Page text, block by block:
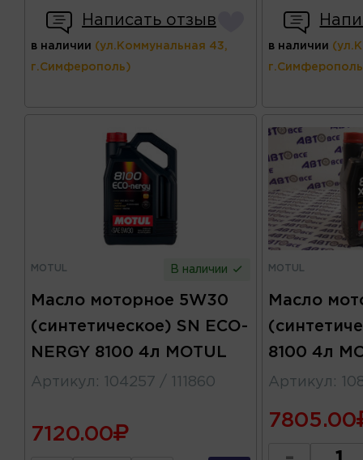
Написать отзыв
в наличии (ул.Коммунальная 43,
г.Симферополь)
в наличии
MOTUL В наличии
Масло моторное 5W30
(синтетическое) SN ECO-
NERGY 8100 4л MOTUL
Артикул : 104257 / 111860
7120.00
MOTUL
Масло
8100 4л
Артикул :
7805.00